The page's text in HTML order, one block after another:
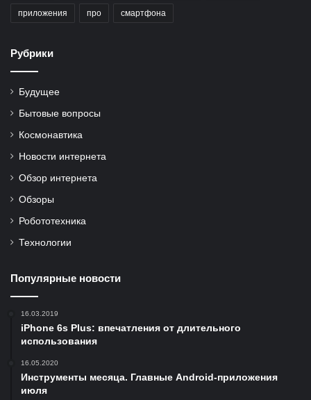
приложения про смартфона
Рубрики
Будущее
Бытовые вопросы
Космонавтика
Новости интернета
Обзор интернета
Обзоры
Робототехника
Технологии
Популярные новости
16.03.2019
iPhone 6s Plus: впечатления от длительного
использования
16.05.2020
Инструменты месяца. Главные Android-приложения
июля